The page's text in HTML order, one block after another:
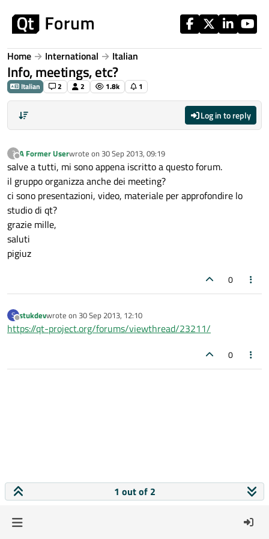
Home International Italian
Info, meetings, etc?
Italian 2 2 1.8k 1
Log in to reply
?
Offline
A Former Userwrote on 30 Sep 2013, 09:19
last edited by
salve a tutti, mi sono appena iscritto a questo forum.
il gruppo organizza anche dei meeting?
ci sono presentazioni, video, materiale per approfondire lo
studio di qt?
grazie mille,
saluti
pigiuz
0
S
Offline
stukdevwrote on 30 Sep 2013, 12:10
last edited by
https://qt-project.org/forums/viewthread/23211/
0
1 out of 2